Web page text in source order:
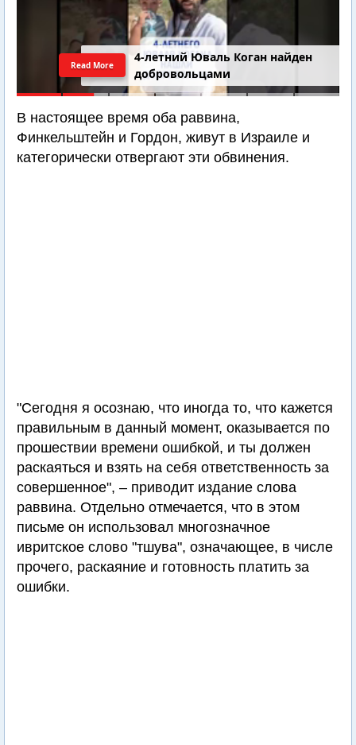
4-летний Юваль Коган найден
добровольцами
Read More
В настоящее время оба раввина,
Финкельштейн и Гордон, живут в Израиле и
категорически отвергают эти обвинения.
"Сегодня я осознаю, что иногда то, что кажется
правильным в данный момент, оказывается по
прошествии времени ошибкой, и ты должен
раскаяться и взять на себя ответственность за
совершенное", – приводит издание слова
раввина. Отдельно отмечается, что в этом
письме он использовал многозначное
ивритское слово "тшува", означающее, в числе
прочего, раскаяние и готовность платить за
ошибки.